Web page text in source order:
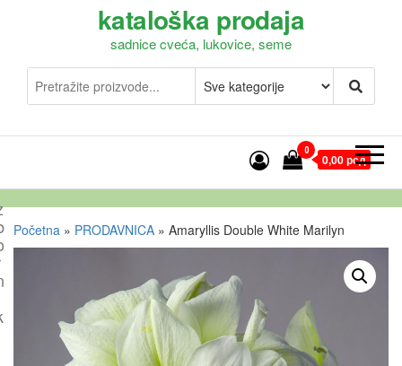
kataloška prodaja
sadnice cveća, lukovice, seme
0
0,00 рсд
Početna » PRODAVNICA » Amaryllis Double White Marilyn